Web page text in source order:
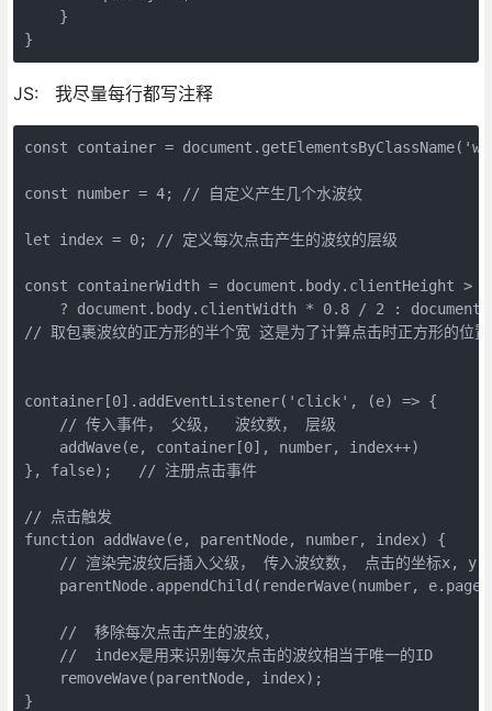
    }
}
JS: 我尽量每行都写注释
const container =
const number = 4; // 自定义产生几个水波纹
let index = 0; // 定义每次点击产生的波纹的层级
const containerWidth = document.body.clientHeight >
? document.body.clientWidth * 0.8 / 2 :
// 取包裹波纹的正方形的半个宽 这是为了计算点击时正方形的位置
container[0].addEventListener('click', (e) => {
    // 传入事件， 父级，  波纹数， 层级
    addWave(e, container[0], number, index++)
}, false);   // 注册点击事件
// 点击触发
function addWave(e, parentNode, number, index) {
// 渲染完波纹后插入父级， 传入波纹数， 点击的坐标x, y
parentNode.appendChild(renderWave(number,
    //  移除每次点击产生的波纹，
    //  index是用来识别每次点击的波纹相当于唯一的ID
    removeWave(parentNode, index);
}